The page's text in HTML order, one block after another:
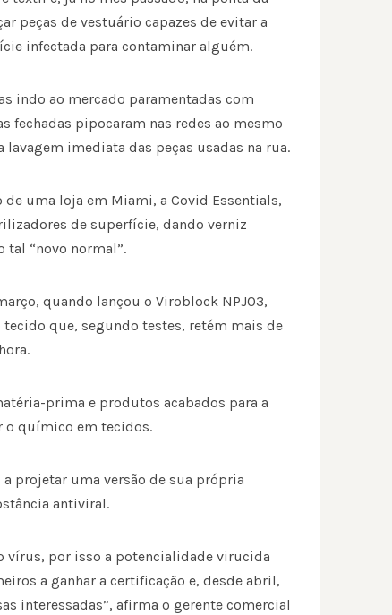
peças de vestuário capazes de evitar a
infectada para contaminar alguém.
indo ao mercado paramentadas com
fechadas pipocaram nas redes ao mesmo
imediata das peças usadas na rua.
uma loja em Miami, a Covid Essentials,
de superfície, dando verniz
tal “novo normal”.
quando lançou o Viroblock NPJ03,
que, segundo testes, retém mais de
prima e produtos acabados para a
o químico em tecidos.
projetar uma versão de sua própria
antiviral.
vírus, por isso a potencialidade virucida
a ganhar a certificação e, desde abril,
interessadas”, afirma o gerente comercial